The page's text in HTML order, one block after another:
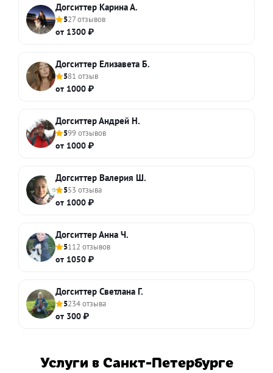
Догситтер Карина А.
527 отзывов
от 1300 ₽
Догситтер Елизавета Б.
581 отзыв
от 1000 ₽
Догситтер Андрей Н.
599 отзывов
от 1000 ₽
Догситтер Валерия Ш.
553 отзыва
от 1000 ₽
Догситтер Анна Ч.
5112 отзывов
от 1050 ₽
Догситтер Светлана Г.
5234 отзыва
от 300 ₽
Услуги в Санкт-Петербурге